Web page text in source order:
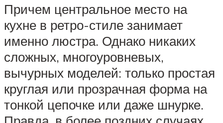
Причем центральное место на
кухне в ретро-стиле занимает
именно люстра. Однако никаких
сложных, многоуровневых,
вычурных моделей: только простая
круглая или прозрачная форма на
тонкой цепочке или даже шнурке.